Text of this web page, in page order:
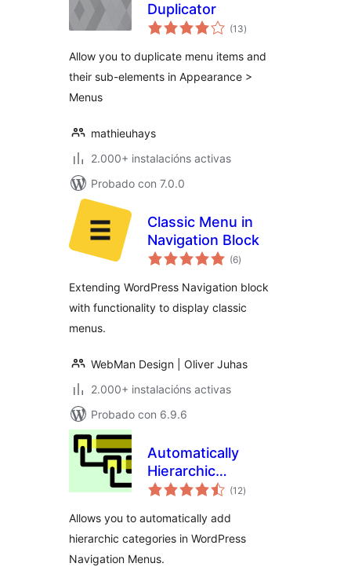
Duplicator
(13valoracións
totais
)
Allow you to duplicate menu items and
their sub-elements in Appearance >
Menus
mathieuhays
2.000+ instalacións activas
Probado con 7.0.0
Classic Menu in
Navigation Block
(6valoracións
totais
)
Extending WordPress Navigation block
with functionality to display classic
menus.
WebMan Design | Oliver Juhas
2.000+ instalacións activas
Probado con 6.9.6
Automatically
Hierarchic
Categories in Menu
(12valoracións
totais
)
Allows you to automatically add
hierarchic categories in WordPress
Navigation Menus.